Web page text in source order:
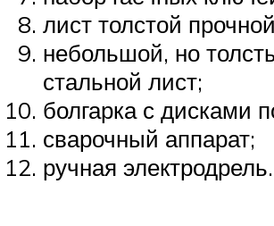
лист толстой
небольшой, но
стальной лист;
болгарка с дисками
сварочный аппарат;
ручная электродрель.